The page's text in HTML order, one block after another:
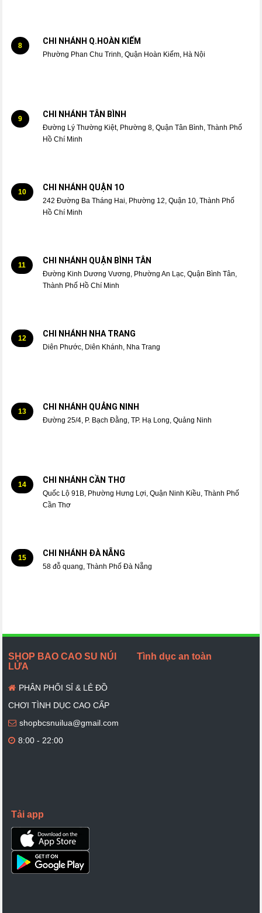
8 CHI NHÁNH Q.HOÀN KIẾM
Phường Phan Chu Trinh, Quận Hoàn Kiếm, Hà Nội
9 CHI NHÁNH TÂN BÌNH
Đường Lý Thường Kiệt, Phường 8, Quận Tân Bình, Thành Phố
Hồ Chí Minh
10 CHI NHÁNH QUẬN 1O
242 Đường Ba Tháng Hai, Phường 12, Quận 10, Thành Phố
Hồ Chí Minh
11 CHI NHÁNH QUẬN BÌNH TÂN
Đường Kinh Dương Vương, Phường An Lạc, Quận Bình Tân,
Thành Phố Hồ Chí Minh
12 CHI NHÁNH NHA TRANG
Diên Phước, Diên Khánh, Nha Trang
13 CHI NHÁNH QUẢNG NINH
Đường 25/4, P. Bạch Đằng, TP. Hạ Long, Quảng Ninh
14 CHI NHÁNH CẦN THƠ
Quốc Lộ 91B, Phường Hưng Lợi, Quận Ninh Kiều, Thành Phố
Cần Thơ
15 CHI NHÁNH ĐÀ NẴNG
58 đỗ quang, Thành Phố Đà Nẵng
SHOP BAO CAO SU NÚI
LỬA
PHÂN PHỐI SỈ & LẺ ĐỒ
CHƠI TÌNH DỤC CAO CẤP
shopbcsnuilua@gmail.com
8:00 - 22:00
Tình dục an toàn
Tải app